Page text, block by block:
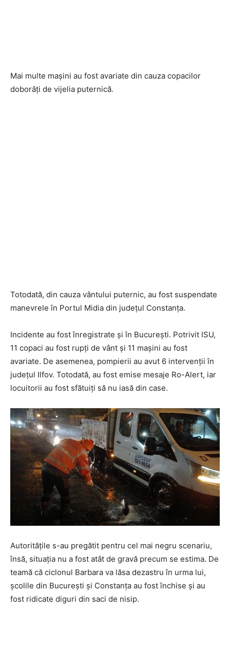
Mai multe mașini au fost avariate din cauza copacilor
doborâți de vijelia puternică.
Totodată, din cauza vântului puternic, au fost suspendate
manevrele în Portul Midia din județul Constanța.
Incidente au fost înregistrate și în București. Potrivit ISU,
11 copaci au fost rupți de vânt și 11 mașini au fost
avariate. De asemenea, pompierii au avut 6 intervenții în
județul Ilfov. Totodată, au fost emise mesaje Ro-Alert, iar
locuitorii au fost sfătuiți să nu iasă din case.
Autoritățile s-au pregătit pentru cel mai negru scenariu,
însă, situația nu a fost atât de gravă precum se estima. De
teamă că ciclonul Barbara va lăsa dezastru în urma lui,
școlile din București și Constanța au fost închise și au
fost ridicate diguri din saci de nisip.